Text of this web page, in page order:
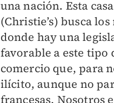
una nación. Esta casa
(Christie’s) busca
donde hay una
favorable a este tipo
comercio que, para
ilícito, aunque no
francesas. Nosotros